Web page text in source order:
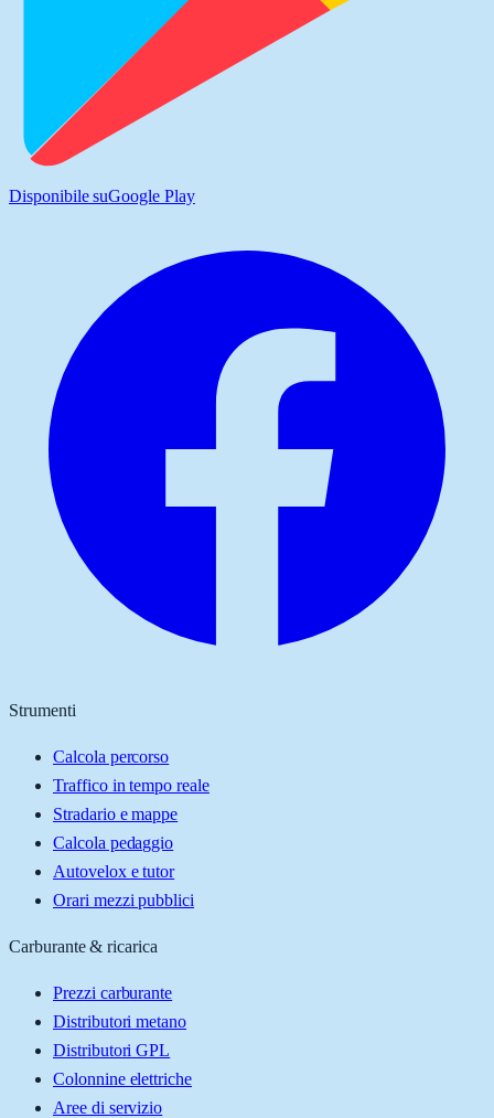
Disponibile suGoogle Play
Strumenti
Calcola percorso
Traffico in tempo reale
Stradario e mappe
Calcola pedaggio
Autovelox e tutor
Orari mezzi pubblici
Carburante & ricarica
Prezzi carburante
Distributori metano
Distributori GPL
Colonnine elettriche
Aree di servizio